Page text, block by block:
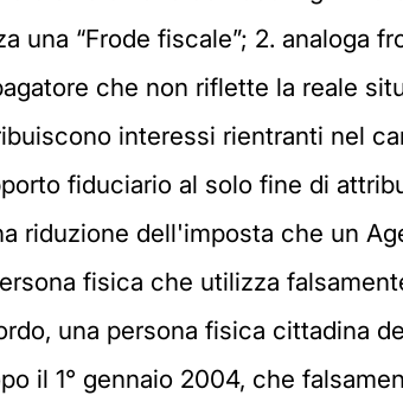
una “Frode fiscale”; 2. analoga
che non riflette la reale
interessi rientranti nel
fiduciario al solo fine di
riduzione dell'imposta che un
fisica che utilizza
una persona fisica cittadina
il 1° gennaio 2004, che